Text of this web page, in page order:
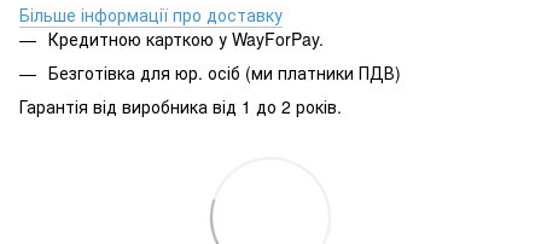
Більше інформації про доставку
Кредитною карткою у WayForPay.
Безготівка для юр. осіб (ми платники ПДВ)
Гарантія від виробника від 1 до 2 років.